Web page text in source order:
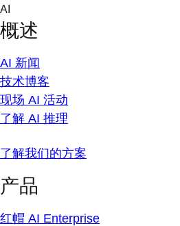
Skip
content
AI
概述
AI 新闻
技术博客
现场 AI 活动
了解 AI 推理
了解我们的方案
产品
红帽 AI Enterprise